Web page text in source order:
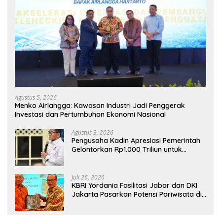
Agustus 5, 2026
Menko Airlangga: Kawasan Industri Jadi Penggerak
Investasi dan Pertumbuhan Ekonomi Nasional
Agustus 3, 2026
Pengusaha Kadin Apresiasi Pemerintah
Gelontorkan Rp1.000 Triliun untuk
Juli 26, 2026
KBRI Yordania Fasilitasi Jabar dan DKI
Jakarta Pasarkan Potensi Pariwisata di